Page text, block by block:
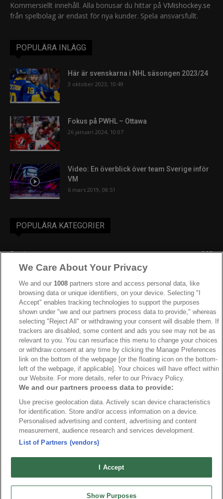
Kommersiellt innehåll. Alla bonusar du hittar på VMishockey.se
från spelbolag är endast för nya kunder. Spela ansvarsfullt.
POPULÄRA INLÄGG
Här är svenskarna i NHL säsongen 2023/24
3 oktober 2023, 10:49
Fokus på PWHL – Ottawa
26 januari 2024, 10:07
Video: En överblick över team Sverige inför
VM
6 mars 2019, 08:51
POPULÄRA KATEGORIER
Sverige
863
Ishockey-VM
IIHF
JVM
Kanada
207
Dam VM
187
Finland
181
Video
179
Ishockey-OS
175
Om oss Redaktionen Kontakta oss Cookies Integritetspolicy
© 2026 VMishockey.se | Alla rättigheter är reserverade.
We Care About Your Privacy
We and our1008 partners store and access personal data, like
browsing data or unique identifiers, on your device. Selecting "I
Accept" enables tracking technologies to support the purposes
shown under "we and our partners process data to provide," whereas
selecting "Reject All" or withdrawing your consent will disable them. If
trackers are disabled, some content and ads you see may not be as
relevant to you. You can resurface this menu to change your choices
or withdraw consent at any time by clicking the Manage Preferences
link on the bottom of the webpage [or the floating icon on the bottom-
left of the webpage, if applicable]. Your choices will have effect within
our Website. For more details, refer to our Privacy Policy.
We and our partners process data to provide:
Use precise geolocation data. Actively scan device characteristics
for identification. Store and/or access information on a device.
Personalised advertising and content, advertising and content
measurement, audience research and services development.
List of Partners (vendors)
I Accept
Show Purposes